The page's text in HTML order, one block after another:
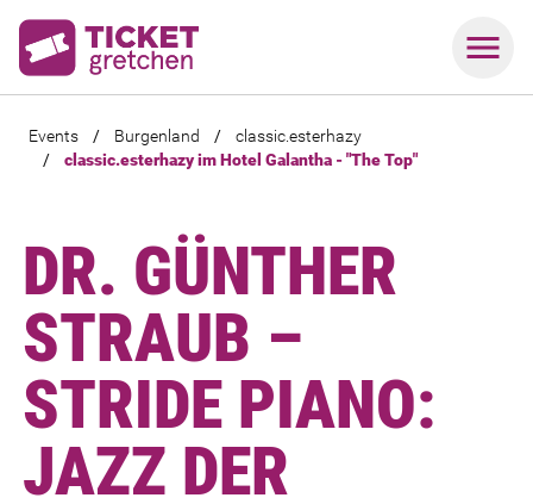
Events / Burgenland /
classic.esterhazy
/
classic.esterhazy im Hotel Galantha - "The Top"
DR. GÜNTHER
STRAUB –
STRIDE PIANO:
JAZZ DER